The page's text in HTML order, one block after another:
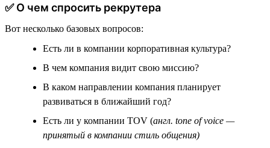
✅ О чем спросить рекрутера
Вот несколько базовых вопросов:
Есть ли в компании корпоративная культура?
В чем компания видит свою миссию?
В каком направлении компания планирует
развиваться в ближайший год?
Есть ли у компании TOV (англ. tone of voice —
принятый в компании стиль общения)